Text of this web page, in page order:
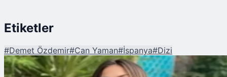
Etiketler
#Demet Özdemir#Can Yaman#İspanya#Dizi